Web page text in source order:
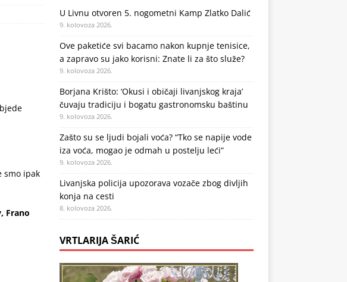
smo ipak
Frano
U Livnu otvoren 5. nogometni Kamp Zlatko Dalić
9. kolovoza 2026.
Ove paketiće svi bacamo nakon kupnje tenisice,
a zapravo su jako korisni: Znate li za što služe?
9. kolovoza 2026.
Borjana Krišto: ‘Okusi i običaji livanjskog kraja’
čuvaju tradiciju i bogatu gastronomsku baštinu
9. kolovoza 2026.
Zašto su se ljudi bojali voća? “Tko se napije vode
iza voća, mogao je odmah u postelju leći”
9. kolovoza 2026.
Livanjska policija upozorava vozače zbog divljih
konja na cesti
8. kolovoza 2026.
VRTLARIJA ŠARIĆ